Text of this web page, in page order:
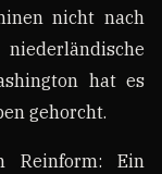
nicht nach
hat es
gehorcht.
Reinform: Ein